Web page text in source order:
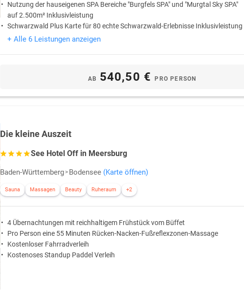
Nutzung der hauseigenen SPA Bereiche "Burgfels SPA" und "Murgtal Sky SPA"
auf 2.500m² Inklusivleistung
Schwarzwald Plus Karte für 80 echte Schwarzwald-Erlebnisse Inklusivleistung
Zugang zur Sackmann HotelAPP für Ausflugstipps und Infos rund um Ihren
+ Alle 6 Leistungen anzeigen
AB 540,50 €PRO PERSON
Die kleine Auszeit
See Hotel Off in Meersburg
Baden-Württemberg Bodensee (Karte öffnen)
Sauna Massagen Beauty Ruheraum +2
4 Übernachtungen mit reichhaltigem Frühstück vom Büffet
Pro Person eine 55 Minuten Rücken-Nacken-Fußreflexzonen-Massage
Kostenloser Fahrradverleih
Kostenoses Standup Paddel Verleih